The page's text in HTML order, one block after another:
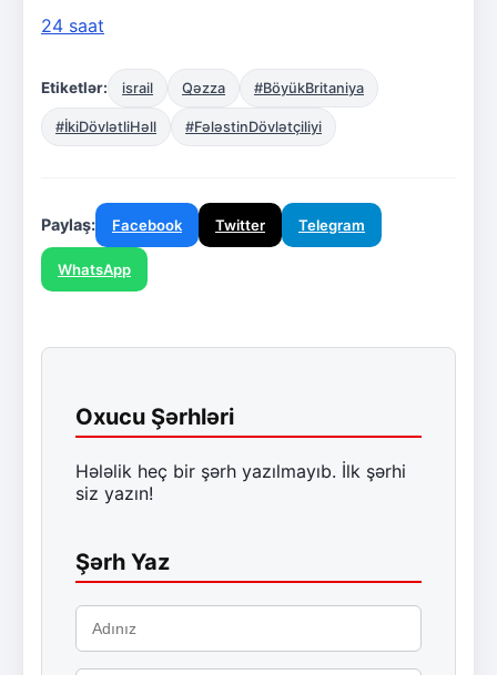
24 saat
Etiketlər: israil Qəzza #BöyükBritaniya
#İkiDövlətliHəll #FələstinDövlətçiliyi
Paylaş: Facebook Twitter Telegram
WhatsApp
Oxucu Şərhləri
Hələlik heç bir şərh yazılmayıb. İlk şərhi
siz yazın!
Şərh Yaz